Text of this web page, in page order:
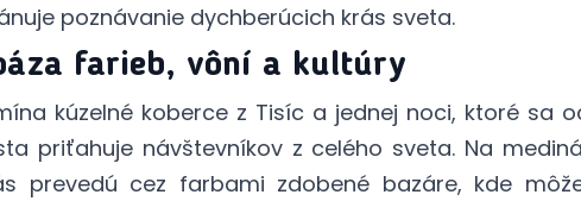
poznávanie dychberúcich krás sveta.
farieb, vôní a kultúry
kúzelné koberce z Tisíc a jednej noci, ktoré sa
priťahuje návštevníkov z celého sveta. Na
prevedú cez farbami zdobené bazáre, kde